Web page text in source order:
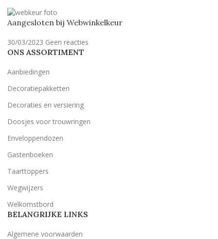
Aangesloten bij Webwinkelkeur
30/03/2023 Geen reacties
ONS ASSORTIMENT
Aanbiedingen
Decoratiepakketten
Decoraties en versiering
Doosjes voor trouwringen
Enveloppendozen
Gastenboeken
Taarttoppers
Wegwijzers
Welkomstbord
BELANGRIJKE LINKS
Algemene voorwaarden